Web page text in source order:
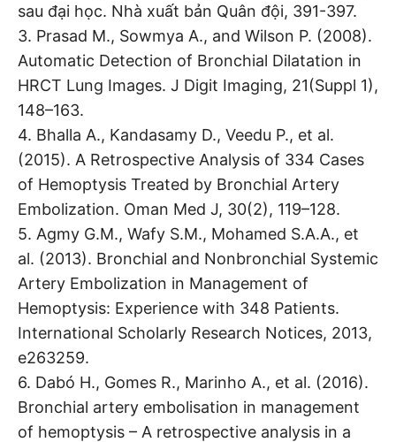
sau đại học. Nhà xuất bản Quân đội, 391-397.
3. Prasad M., Sowmya A., and Wilson P. (2008).
Automatic Detection of Bronchial Dilatation in
HRCT Lung Images. J Digit Imaging, 21(Suppl 1),
148–163.
4. Bhalla A., Kandasamy D., Veedu P., et al.
(2015). A Retrospective Analysis of 334 Cases
of Hemoptysis Treated by Bronchial Artery
Embolization. Oman Med J, 30(2), 119–128.
5. Agmy G.M., Wafy S.M., Mohamed S.A.A., et
al. (2013). Bronchial and Nonbronchial Systemic
Artery Embolization in Management of
Hemoptysis: Experience with 348 Patients.
International Scholarly Research Notices, 2013,
e263259.
6. Dabó H., Gomes R., Marinho A., et al. (2016).
Bronchial artery embolisation in management
of hemoptysis – A retrospective analysis in a